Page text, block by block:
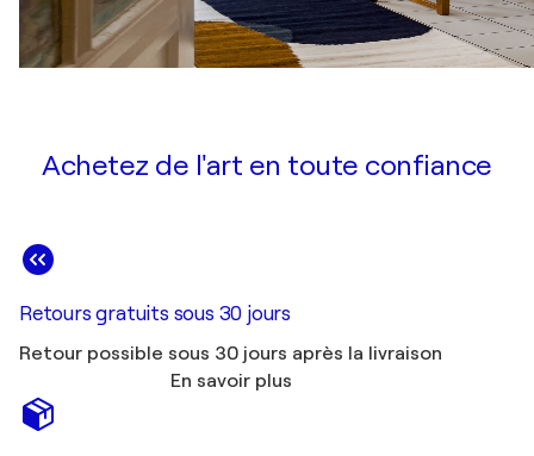
Achetez de l'art en toute confiance
Retours gratuits sous 30 jours
Retour possible sous 30 jours après la livraison
En savoir plus